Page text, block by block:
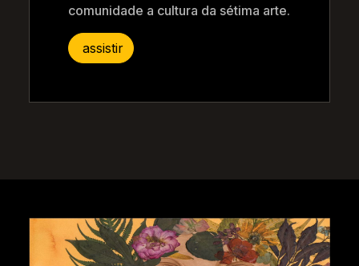
comunidade a cultura da sétima arte.
assistir